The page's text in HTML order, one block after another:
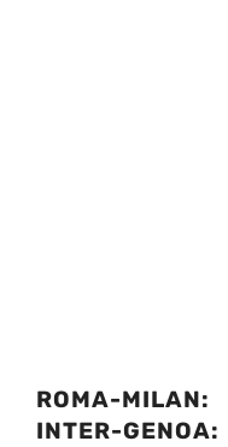
ROMA-MILAN:
INTER-GENOA: